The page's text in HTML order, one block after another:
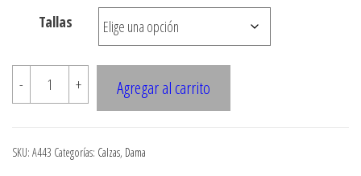
$7.900
Tallas
-
A443
cantidad
+ Agregar al carrito
SKU: A443 Categorías: Calzas, Dama